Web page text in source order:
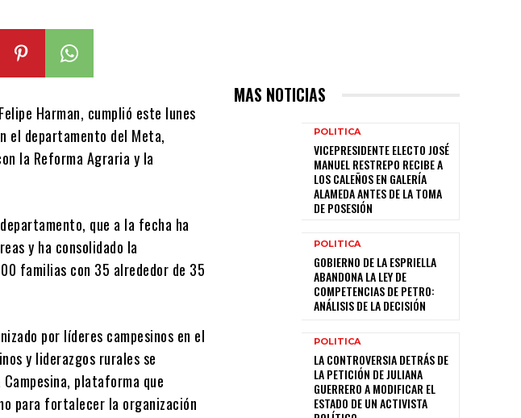
Harman, cumplió este lunes
el departamento del Meta,
la Reforma Agraria y la
que a la fecha ha
y ha consolidado la
familias con 35 alrededor de 35
por líderes campesinos en el
y liderazgos rurales se
plataforma que
para fortalecer la organización
MAS NOTICIAS
POLITICA
VICEPRESIDENTE ELECTO JOSÉ
MANUEL RESTREPO RECIBE A
LOS CALEÑOS EN GALERÍA
ALAMEDA ANTES DE LA TOMA
DE POSESIÓN
POLITICA
GOBIERNO DE LA ESPRIELLA
ABANDONA LA LEY DE
COMPETENCIAS DE PETRO:
ANÁLISIS DE LA DECISIÓN
POLITICA
LA CONTROVERSIA DETRÁS DE
LA PETICIÓN DE JULIANA
GUERRERO A MODIFICAR EL
ESTADO DE UN ACTIVISTA